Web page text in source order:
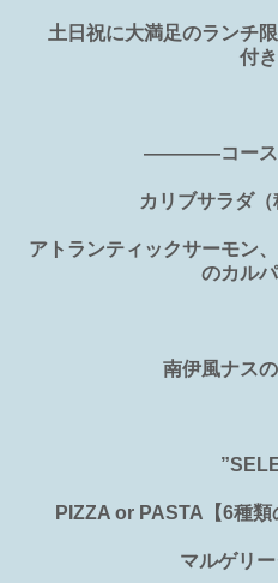
土日祝に大満足のランチ
付
――――コー
カリブサラダ（
アトランティックサーモン
のカル
南伊風ナス
PIZZA or PASTA【6種類
マルゲリー